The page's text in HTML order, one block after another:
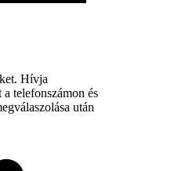
Hívja
telefonszámon és
után